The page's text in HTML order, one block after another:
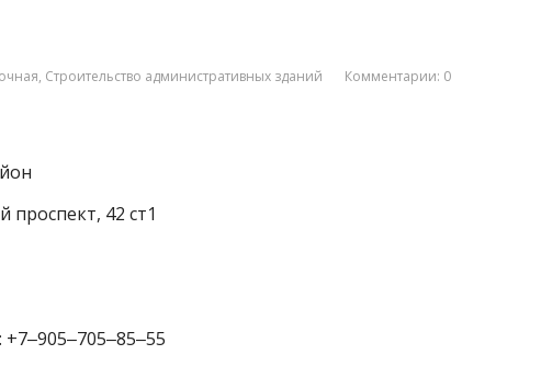
, Строительство административных зданий Комментарии: 0
проспект, 42 ст1